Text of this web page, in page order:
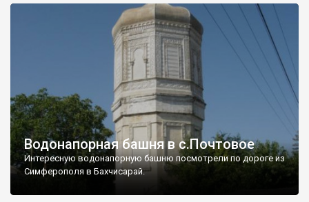
Водонапорная башня в с.Почтовое
Интересную водонапорную башню посмотрели по дороге из
Симферополя в Бахчисарай.